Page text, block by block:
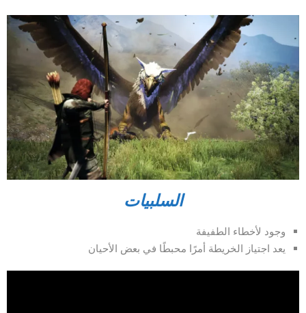
السلبيات
وجود لأخطاء الطفيفة
يعد اجتياز الخريطة أمرًا محبطًا في بعض الأحيان